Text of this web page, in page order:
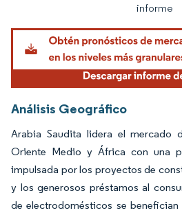
informe
Análisis Geográfico
Arabia Saudita lidera el mercado
Oriente Medio y África con una
impulsada por los proyectos de
y los generosos préstamos al
de electrodomésticos se benefician